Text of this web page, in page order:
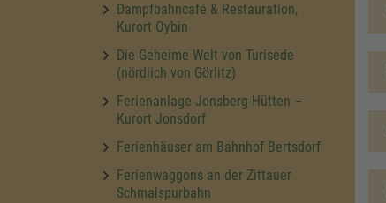
Dampfbahncafé & Restauration,
Kurort Oybin
Die Geheime Welt von Turisede
(nördlich von Görlitz)
Ferienanlage Jonsberg-Hütten –
Kurort Jonsdorf
Ferienhäuser am Bahnhof Bertsdorf
Ferienwaggons an der Zittauer
Schmalspurbahn